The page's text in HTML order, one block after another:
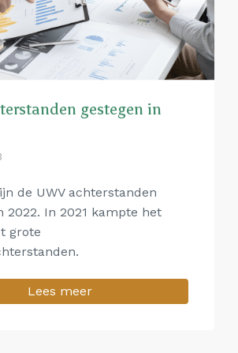
gestegen in
de UWV achterstanden
2022. In 2021 kampte het
grote
Lees meer